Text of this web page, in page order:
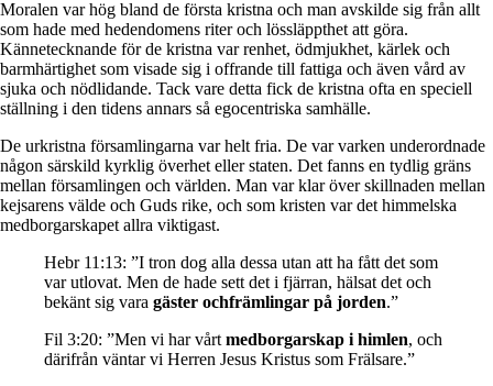
Moralen var hög bland de första kristna och man avskilde sig från allt
som hade med hedendomens riter och lössläppthet att göra.
Kännetecknande för de kristna var renhet, ödmjukhet, kärlek och
barmhärtighet som visade sig i offrande till fattiga och även vård av
sjuka och nödlidande. Tack vare detta fick de kristna ofta en speciell
ställning i den tidens annars så egocentriska samhälle.
De urkristna församlingarna var helt fria. De var varken underordnade
någon särskild kyrklig överhet eller staten. Det fanns en tydlig gräns
mellan församlingen och världen. Man var klar över skillnaden mellan
kejsarens välde och Guds rike, och som kristen var det himmelska
medborgarskapet allra viktigast.
Hebr 11:13: ”I tron dog alla dessa utan att ha fått det som
var utlovat. Men de hade sett det i fjärran, hälsat det och
bekänt sig vara gäster ochfrämlingar på jorden.”
Fil 3:20: ”Men vi har vårt medborgarskap i himlen, och
därifrån väntar vi Herren Jesus Kristus som Frälsare.”